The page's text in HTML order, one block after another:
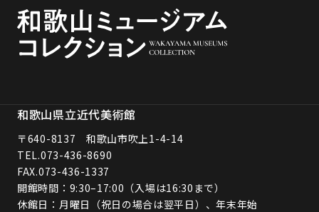
和歌山県立近代美術館
〒640-8137 和歌山市吹上1-4-14
TEL.073-436-8690
FAX.073-436-1337
開館時間：9:30–17:00（入場は16:30まで）
休館日：月曜日（祝日の場合は翌平日）、年末年始